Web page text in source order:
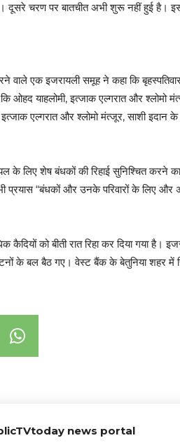
चरण पर बातचीत अभी शुरू नहीं हुई है।
वाले एक इजरायली समूह ने कहा कि
ओहद याहलोमी, इत्जाक एल्गरात और
इत्जाक एल्गरात और श्लोमो मंत्जूर, साशी इदान
के लिए शेष बंधकों की रिहाई सुनिश्चित करने
प्रयास “बंधकों और उनके परिवारों के लिए और
को बीती रात रिहा कर दिया गया
के बल बैठ गए। वेस्ट बैंक के बेतुनिया शहर में
news portal